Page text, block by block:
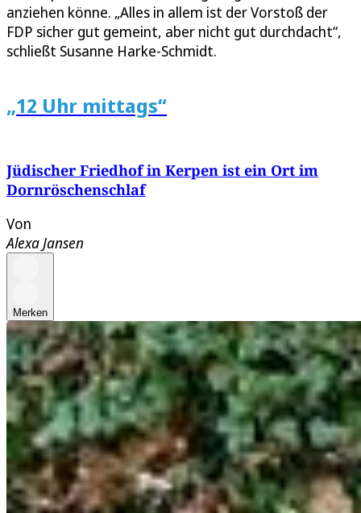
anziehen könne. „Alles in allem ist der Vorstoß der
FDP sicher gut gemeint, aber nicht gut durchdacht“,
schließt Susanne Harke-Schmidt.
„12 Uhr mittags“
Jüdischer Friedhof in Kerpen ist ein Ort im
Dornröschenschlaf
Von
Alexa Jansen
Merken